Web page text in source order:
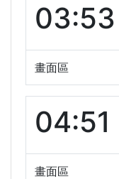
畫面區
畫面區